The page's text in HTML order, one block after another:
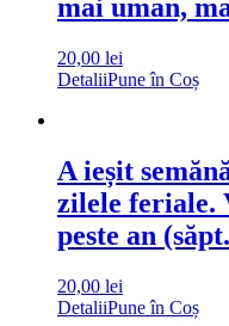
mai uman,
20,00 lei
DetaliiPune în Coș
A ieșit
zilele feriale.
peste an
20,00 lei
DetaliiPune în Coș